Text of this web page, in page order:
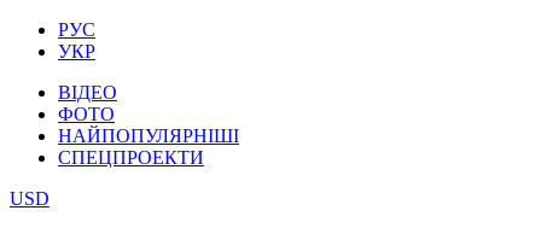
РУС
УКР
ВІДЕО
ФОТО
НАЙПОПУЛЯРНІШІ
СПЕЦПРОЕКТИ
USD